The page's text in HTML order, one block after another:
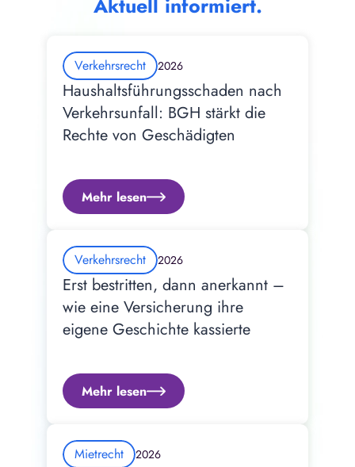
Verkehrsrecht 2026
Haushaltsführungsschaden nach
Verkehrsunfall: BGH stärkt die
Rechte von Geschädigten
Mehr lesen
Verkehrsrecht 2026
Erst bestritten, dann anerkannt –
wie eine Versicherung ihre
eigene Geschichte kassierte
Mehr lesen
Mietrecht 2026